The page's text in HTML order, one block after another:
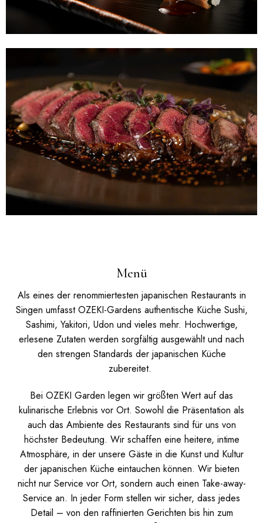
Menü
Als eines der renommiertesten japanischen Restaurants in
Singen umfasst OZEKI-Gardens authentische Küche Sushi,
Sashimi, Yakitori, Udon und vieles mehr. Hochwertige,
erlesene Zutaten werden sorgfältig ausgewählt und nach
den strengen Standards der japanischen Küche
zubereitet.
Bei OZEKI Garden legen wir größten Wert auf das
kulinarische Erlebnis vor Ort. Sowohl die Präsentation als
auch das Ambiente des Restaurants sind für uns von
höchster Bedeutung. Wir schaffen eine heitere, intime
Atmosphäre, in der unsere Gäste in die Kunst und Kultur
der japanischen Küche eintauchen können. Wir bieten
nicht nur Service vor Ort, sondern auch einen Take-away-
Service an. In jeder Form stellen wir sicher, dass jedes
Detail – von den raffinierten Gerichten bis hin zum